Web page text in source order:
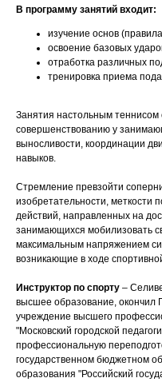
В программу занятий входит:
изучение основ
освоение базовых
отработка различных
тренировка приема
Занятия настольным теннисом
совершенствованию у
выносливости, координации
навыков.
Стремление превзойти
изобретательности, меткости
действий, направленных на
занимающихся мобилизовать
максимальным напряжением
возникающие в ходе
Инструктор по спорту –
высшее образование, окончил
учреждение высшего
"Московский городской
профессиональную
государственном бюджетном
образования "Российский